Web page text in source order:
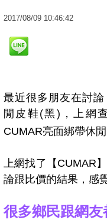
2017/08/09 10:46:42
最近很多朋友在討
閒皮鞋(黑)，上網
CUMAR亮面綁帶休
上網找了【CUMAR
論跟比價的結果，感
很多鄉民跟網